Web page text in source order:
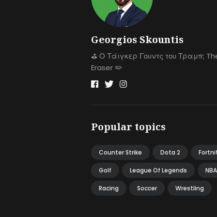
Georgios Skountis
⛳️ Ο Τάιγκερ Γουντς του Τραμπ;
Eraser ✏️
Popular topics
Counter Strike Dota 2
Golf League Of Legends NBA
Racing Soccer Wrestling